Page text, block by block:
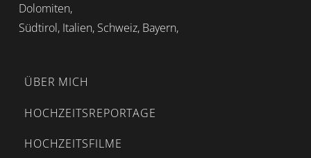
Dolomiten,
Südtirol, Italien, Schweiz, Bayern,
ÜBER MICH
HOCHZEITSREPORTAGE
HOCHZEITSFILME